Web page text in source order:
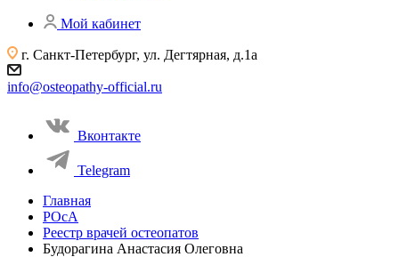
Мой кабинет
г. Санкт-Петербург, ул. Дегтярная, д.1а
info@osteopathy-official.ru
Вконтакте
Telegram
Главная
РОсА
Реестр врачей остеопатов
Будорагина Анастасия Олеговна